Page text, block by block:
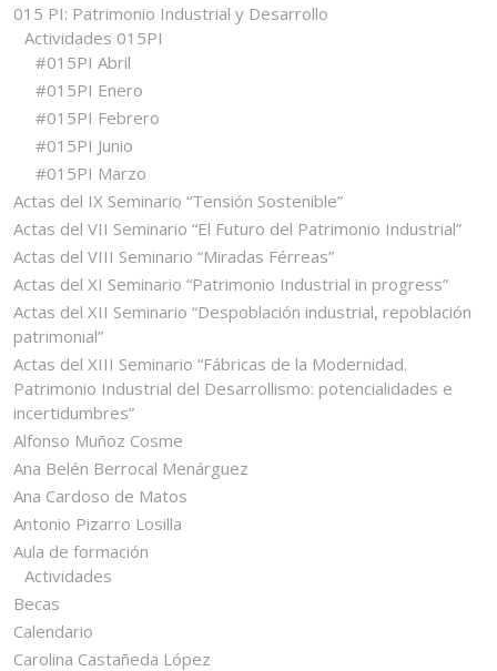
015 PI: Patrimonio Industrial y Desarrollo
Actividades 015PI
#015PI Abril
#015PI Enero
#015PI Febrero
#015PI Junio
#015PI Marzo
Actas del IX Seminario “Tensión Sostenible”
Actas del VII Seminario “El Futuro del Patrimonio Industrial”
Actas del VIII Seminario “Miradas Férreas”
Actas del XI Seminario “Patrimonio Industrial in progress”
Actas del XII Seminario “Despoblación industrial, repoblación
patrimonial”
Actas del XIII Seminario “Fábricas de la Modernidad.
Patrimonio Industrial del Desarrollismo: potencialidades e
incertidumbres”
Alfonso Muñoz Cosme
Ana Belén Berrocal Menárguez
Ana Cardoso de Matos
Antonio Pizarro Losilla
Aula de formación
Actividades
Becas
Calendario
Carolina Castañeda López